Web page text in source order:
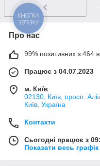
Про нас
99% позитивних з 464
Працює з 04.07.2023
м. Київ
02130, Київ, просп.
Київ, Україна
Контакти
Сьогодні працює з
Показати весь
КНОПКА
ЗВ'ЯЗКУ